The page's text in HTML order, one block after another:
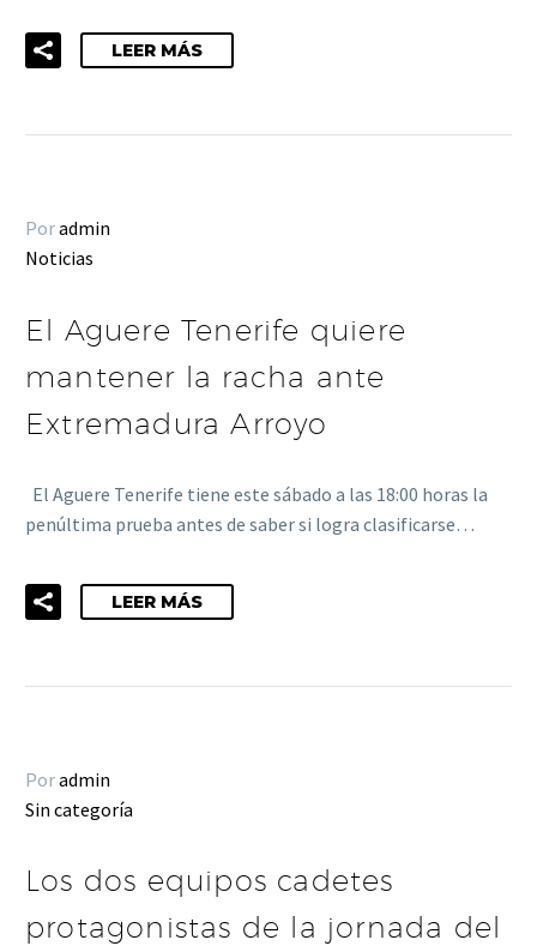
LEER MÁS
Poradmin
Noticias
El Aguere Tenerife quiere
mantener la racha ante
Extremadura Arroyo
El Aguere Tenerife tiene este sábado a las 18:00 horas la
penúltima prueba antes de saber si logra clasificarse…
LEER MÁS
Poradmin
Sin categoría
Los dos equipos cadetes
protagonistas de la jornada del